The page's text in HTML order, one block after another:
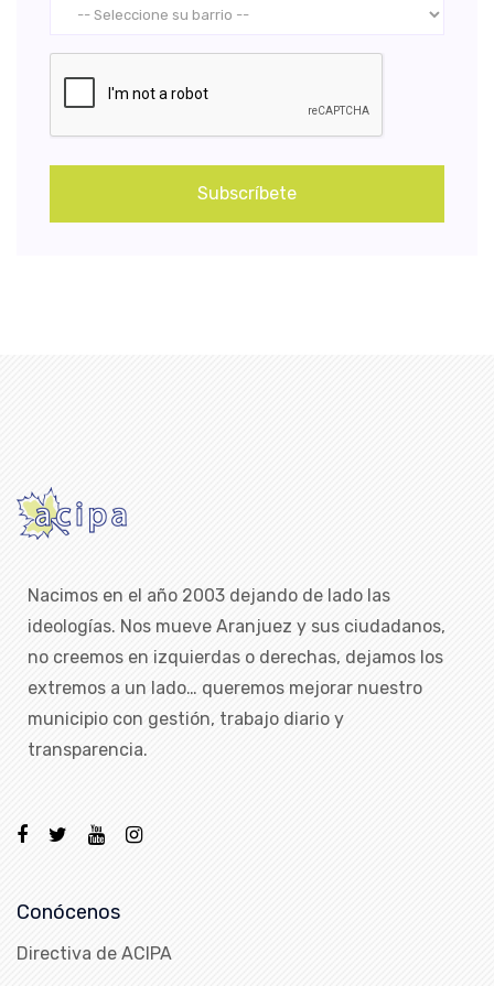
Subscríbete
Nacimos en el año 2003 dejando de lado las
ideologías. Nos mueve Aranjuez y sus ciudadanos,
no creemos en izquierdas o derechas, dejamos los
extremos a un lado… queremos mejorar nuestro
municipio con gestión, trabajo diario y
transparencia.
Conócenos
Directiva de ACIPA